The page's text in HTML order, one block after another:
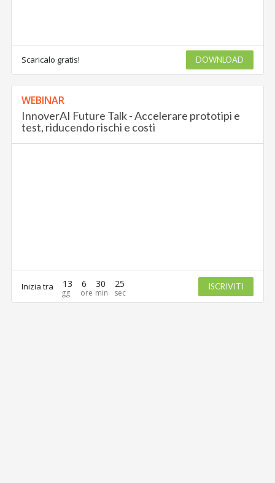
Scaricalo gratis! DOWNLOAD
WEBINAR
InnoverAI Future Talk - Accelerare prototipi e
test, riducendo rischi e costi
Inizia tra 13 6 30 25 ISCRIVITI